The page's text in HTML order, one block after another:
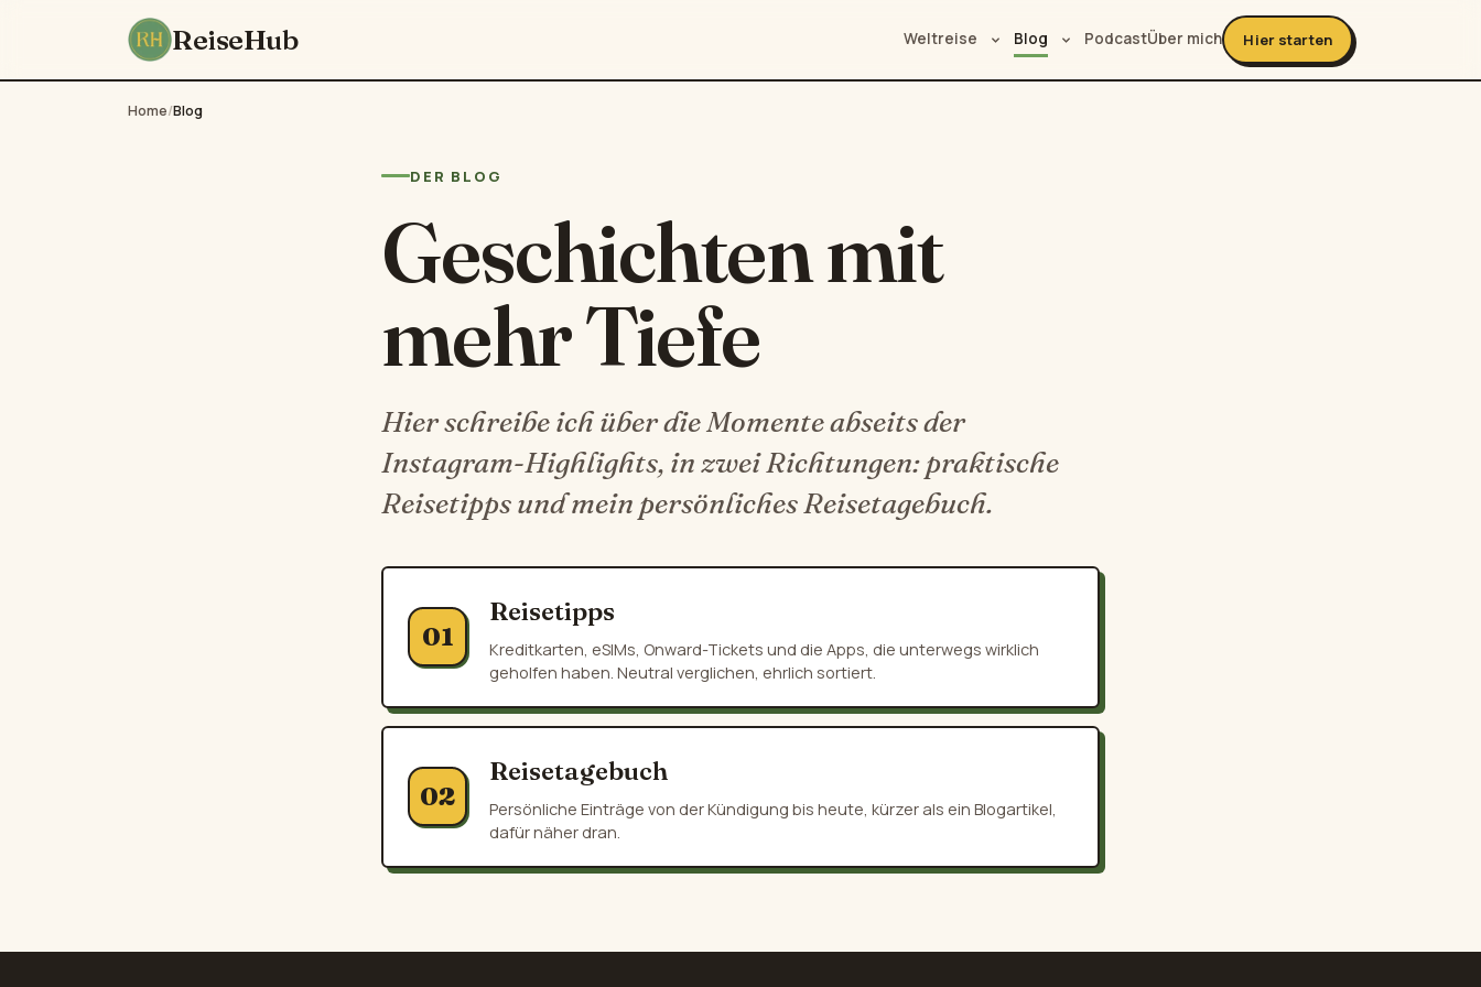
ReiseHub Weltreise Blog PodcastÜber mich Hier starten
Home/Blog
DER BLOG
Geschichten mit
mehr Tiefe
Hier schreibe ich über die Momente abseits der
Instagram-Highlights, in zwei Richtungen: praktische
Reisetipps und mein persönliches Reisetagebuch.
01
Reisetipps
Kreditkarten, eSIMs, Onward-Tickets und die Apps, die unterwegs wirklich
geholfen haben. Neutral verglichen, ehrlich sortiert.
02
Reisetagebuch
Persönliche Einträge von der Kündigung bis heute, kürzer als ein Blogartikel,
dafür näher dran.